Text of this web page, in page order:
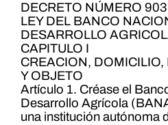
DECRETO NÚMERO 903
LEY DEL BANCO
DESARROLLO
CAPITULO I
CREACION, DOMICILIO,
Y OBJETO
Artículo 1. Créase el
Desarrollo Agrícola
una institución autónoma